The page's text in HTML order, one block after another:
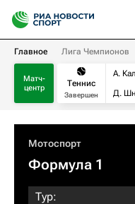
Главное Лига Чемпионов
Матч-
центр
Теннис
Завершен
А.
Д.
Мотоспорт
Формула 1
Тур: